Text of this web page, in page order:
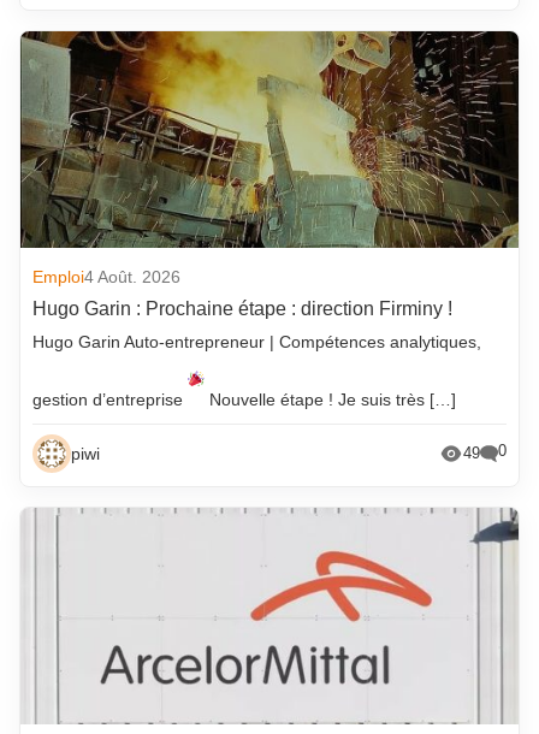
Emploi4 Août. 2026
Hugo Garin : Prochaine étape : direction Firminy !
Hugo Garin Auto-entrepreneur | Compétences analytiques,
gestion d’entreprise Nouvelle étape ! Je suis très […]
piwi 49 0